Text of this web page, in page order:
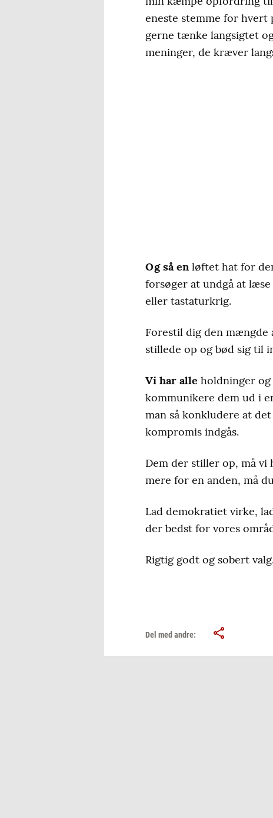
eneste stemme for hvert
gerne tænke langsigtet
meninger, de kræver
Og så enløftet hat for
forsøger at undgå at
eller tastaturkrig.
Forestil dig den
stillede op og bød sig til
Vi har alle holdninger
kommunikere dem ud i
man så konkludere at
kompromis indgås.
Dem der stiller op, må
mere for en anden, må
Lad demokratiet virke,
der bedst for vores
Rigtig godt og sobert
Del med andre: